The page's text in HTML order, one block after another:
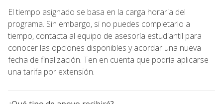
El tiempo asignado se basa en la carga horaria del
programa. Sin embargo, si no puedes completarlo a
tiempo, contacta al equipo de asesoría estudiantil para
conocer las opciones disponibles y acordar una nueva
fecha de finalización. Ten en cuenta que podría aplicarse
una tarifa por extensión.